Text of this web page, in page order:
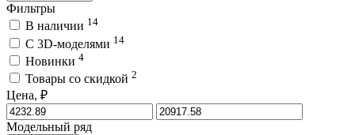
Фильтры
В наличии 14
C 3D-моделями 14
Новинки 4
Товары со скидкой 2
Цена, ₽
Модельный ряд